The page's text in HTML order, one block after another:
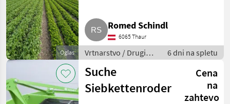
Oglas
Romed Schindl
6065 Thaur
Vrtnarstvo / Drugi
stroji za vrtnarstvo
6 dni na spletu
Suche
Siebkettenroder
Cena
na
zahtevo